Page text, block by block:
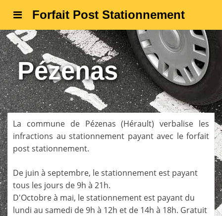
Forfait Post Stationnement
Pézenas
La commune de Pézenas (Hérault) verbalise les
infractions au stationnement payant avec le forfait
post stationnement.
De juin à septembre, le stationnement est payant
tous les jours de 9h à 21h.
D'Octobre à mai, le stationnement est payant du
lundi au samedi de 9h à 12h et de 14h à 18h. Gratuit